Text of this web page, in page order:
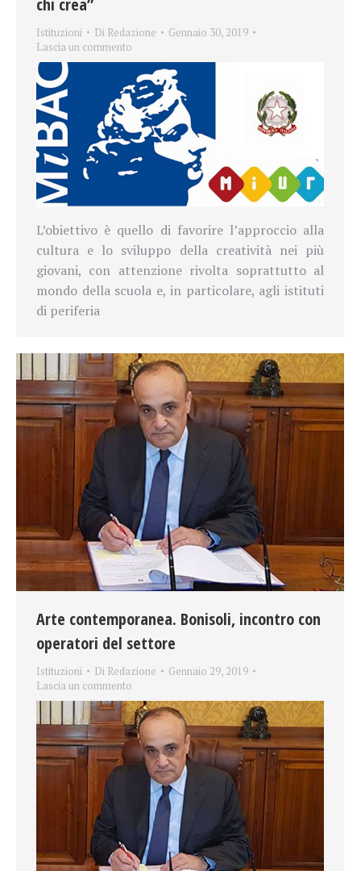
chi crea”
Istituzioni Di Redazione
Gennaio 30, 2019
Lascia un commento
L’obiettivo è quello di favorire l’approccio alla
cultura e lo sviluppo della creatività nei più
giovani, con attenzione rivolta soprattutto al
mondo della scuola e, in particolare, agli istituti
di periferia
Arte contemporanea. Bonisoli, incontro con
operatori del settore
Istituzioni Di Redazione
Gennaio 29, 2019
Lascia un commento